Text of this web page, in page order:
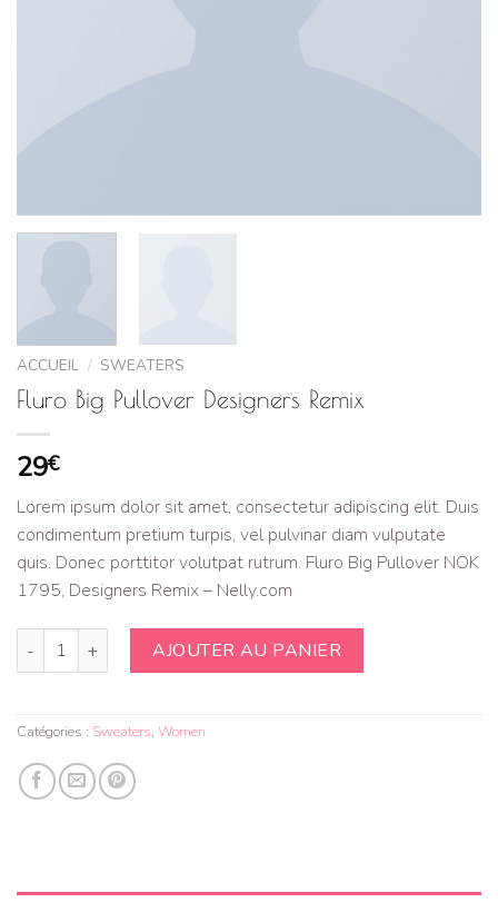
ACCUEIL / SWEATERS
Fluro Big Pullover Designers Remix
29€
Lorem ipsum dolor sit amet, consectetur adipiscing elit. Duis
condimentum pretium turpis, vel pulvinar diam vulputate
quis. Donec porttitor volutpat rutrum. Fluro Big Pullover NOK
1795, Designers Remix – Nelly.com
quantité de Fluro Big Pullover Designers Remix
AJOUTER AU PANIER
Catégories : Sweaters, Women